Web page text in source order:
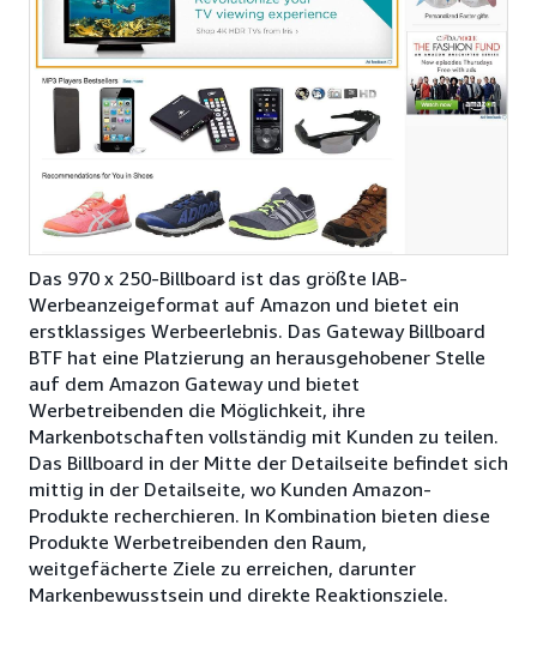
Das 970 x 250-Billboard ist das größte IAB-
Werbeanzeigeformat auf Amazon und bietet ein
erstklassiges Werbeerlebnis. Das Gateway Billboard
BTF hat eine Platzierung an herausgehobener Stelle
auf dem Amazon Gateway und bietet
Werbetreibenden die Möglichkeit, ihre
Markenbotschaften vollständig mit Kunden zu teilen.
Das Billboard in der Mitte der Detailseite befindet sich
mittig in der Detailseite, wo Kunden Amazon-
Produkte recherchieren. In Kombination bieten diese
Produkte Werbetreibenden den Raum,
weitgefächerte Ziele zu erreichen, darunter
Markenbewusstsein und direkte Reaktionsziele.